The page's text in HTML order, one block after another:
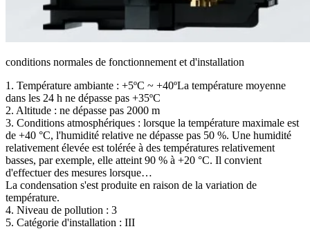
conditions normales de fonctionnement et d'installation
1. Température ambiante : +5ºC ~ +40ºLa température moyenne
dans les 24 h ne dépasse pas +35ºC
2. Altitude : ne dépasse pas 2000 m
3. Conditions atmosphériques : lorsque la température maximale est
de +40 °C, l'humidité relative ne dépasse pas 50 %. Une humidité
relativement élevée est tolérée à des températures relativement
basses, par exemple, elle atteint 90 % à +20 °C. Il convient
d'effectuer des mesures lorsque…
La condensation s'est produite en raison de la variation de
température.
4. Niveau de pollution : 3
5. Catégorie d'installation : III